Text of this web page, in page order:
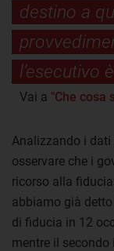
destino a
l’esecutivo
Vai a "Che cosa
Analizzando i
osservare che i
ricorso alla
abbiamo già
di fiducia in 12
mentre il